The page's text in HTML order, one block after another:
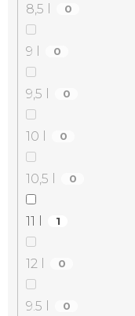
8,5 l 0
9 l 0
9,5 l 0
10 l 0
10,5 l 0
11 l 1
12 l 0
9.5 l 0